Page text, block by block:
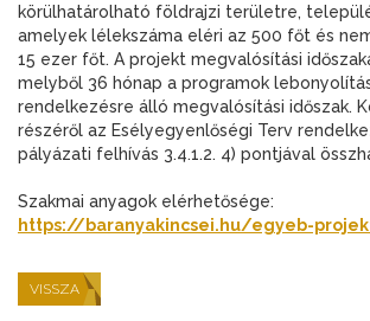
körülhatárolható földrajzi területre,
amelyek lélekszáma eléri az 500 főt és
15 ezer főt. A projekt megvalósítási
melyből 36 hónap a programok
rendelkezésre álló megvalósítási időszak.
részéről az Esélyegyenlőségi Terv
pályázati felhívás 3.4.1.2. 4) pontjával
Szakmai anyagok elérhetősége:
https://baranyakincsei.hu/egyeb-
VISSZA